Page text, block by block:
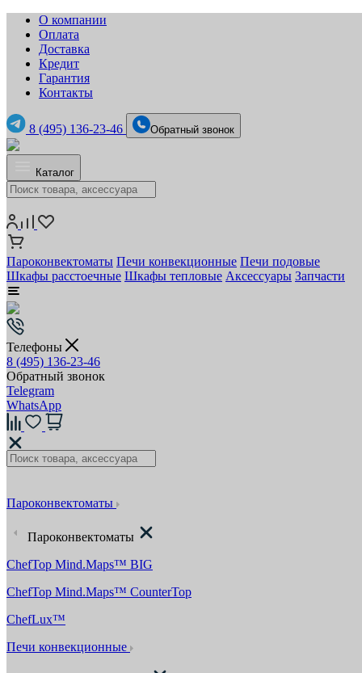
О компании
Оплата
Доставка
Кредит
Гарантия
Контакты
8 (495) 136-23-46 Обратный звонок
Каталог
Пароконвектоматы Печи конвекционные Печи подовые
Шкафы расстоечные Шкафы тепловые Аксессуары Запчасти
Телефоны
8 (495) 136-23-46
Обратный звонок
Telegram
WhatsApp
Пароконвектоматы
Пароконвектоматы
ChefTop Mind.Maps™ BIG
ChefTop Mind.Maps™ CounterTop
ChefLux™
Печи конвекционные